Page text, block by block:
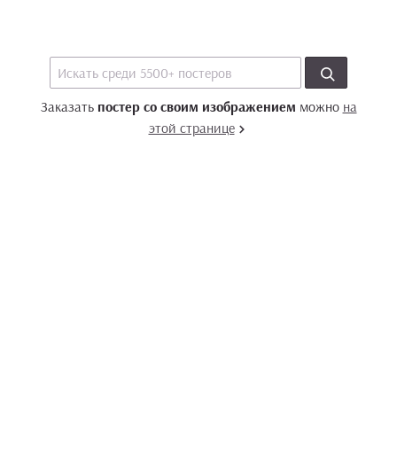
Заказать постер со своим изображением можно на
этой странице